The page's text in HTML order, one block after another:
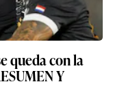
queda con la
Y